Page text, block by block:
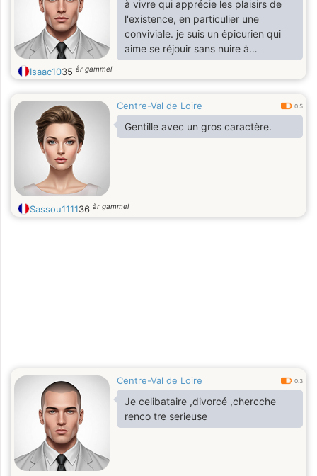
à vivre qui apprécie les plaisirs de
l'existence, en particulier une
conviviale. je suis un épicurien qui
aime se réjouir sans nuire à
personne, je suis chaleureux, festif
et épicurien.
Isaac1035 år gammel
Centre-Val de Loire 0.5
Gentille avec un gros caractère.
Sassou111136 år gammel
Centre-Val de Loire 0.3
Je celibataire ,divorcé ,chercche
renco tre serieuse